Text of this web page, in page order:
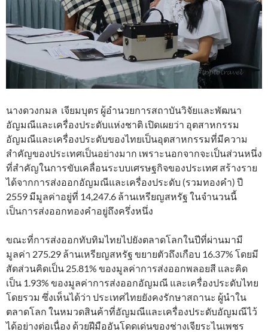
นางดวงกมล เจียมบุตร ผู้อำนวยการสถาบันวิจัยและพัฒนา
อัญมณีและเครื่องประดับแห่งชาติ เปิดเผยว่า อุตสาหกรรม
อัญมณีและเครื่องประดับของไทยเป็นอุตสาหกรรมที่มีความ
สำคัญของประเทศเป็นอย่างมาก เพราะนอกจากจะเป็นส่วนหนึ่ง
ที่สำคัญในการขับเคลื่อนระบบเศรษฐกิจของประเทศ สร้างราย
ได้จากการส่งออกอัญมณีและเครื่องประดับ (รวมทองคำ) ปี
2559 มีมูลค่าอยู่ที่ 14,247.6 ล้านเหรียญสหรัฐ ในจำนวนนี้
เป็นการส่งออกทองคำอยู่ถึงครึ่งหนึ่ง
ขณะที่การส่งออกทับทิมไทยไปยังตลาดโลกในปีที่ผ่านมามี
มูลค่า 275.29 ล้านเหรียญสหรัฐ ขยายตัวถึงเกือบ 16.37% โดยมี
สัดส่วนคิดเป็น 25.81% ของมูลค่าการส่งออกพลอยสี และคิด
เป็น 1.93% ของมูลค่าการส่งออกอัญมณี และเครื่องประดับไทย
โดยรวม ซึ่งเห็นได้ว่า ประเทศไทยยังคงรักษาสถานะ ผู้นำใน
ตลาดโลก ในหมวดสินค้าที่อัญมณีและเครื่องประดับอัญมณีไว้
ได้อย่างต่อเนื่อง ด้วยฝีมืออันโดดเด่นของช่างเจียระไนเพชร